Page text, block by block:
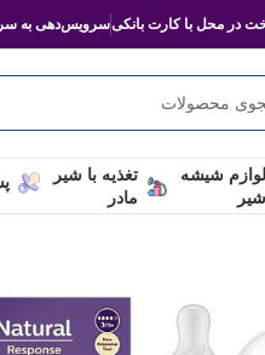
در محل با کارت بانکیسرویس‌دهی به
لوازم شیشه
شیر
تغذیه با شیر
مادر